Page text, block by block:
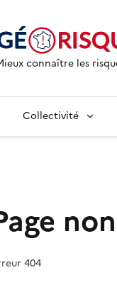
connaître les
Collectivité
404